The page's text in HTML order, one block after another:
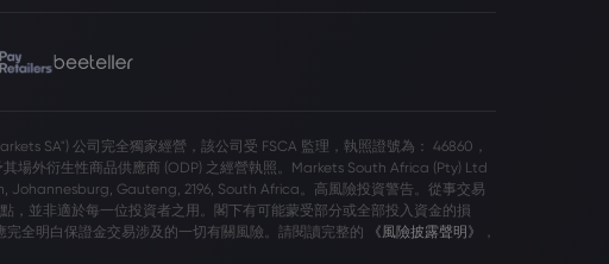
SA") 公司完全獨家經營，該公司受 FSCA 監理，執照證號為： 46860，
場外衍生性商品供應商 (ODP) 之經營執照。Markets South Africa (Pty) Ltd
Johannesburg, Gauteng, 2196, South Africa。高風險投資警告。從事交易
，並非適於每一位投資者之用。閣下有可能蒙受部分或全部投入資金的損
全明白保證金交易涉及的一切有關風險。請閱讀完整的
《風險披露聲明》